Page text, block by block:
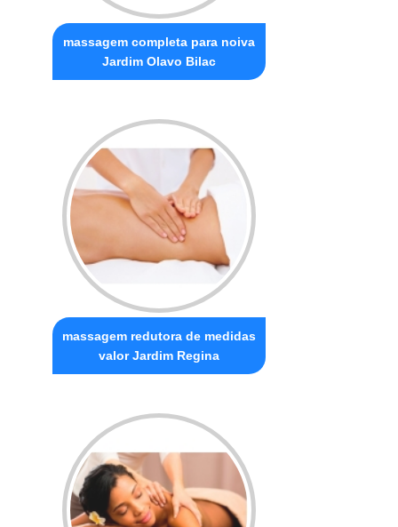
massagem completa para noiva
Jardim Olavo Bilac
massagem redutora de medidas
valor Jardim Regina